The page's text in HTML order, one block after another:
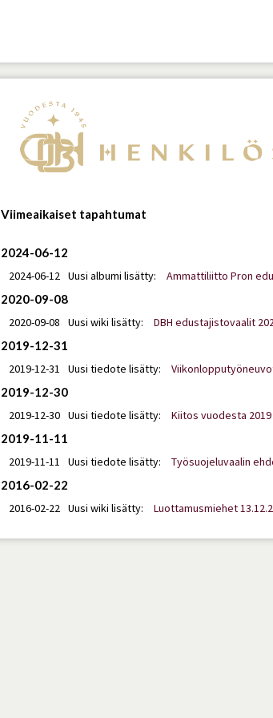
Viimeaikaiset tapahtumat
2024-06-12
2024-06-12 Uusi albumi lisätty:
Ammattiliitto Pron
2020-09-08
2020-09-08
Uusi wiki lisätty:
DBH edustajistovaalit
2019-12-31
2019-12-31
Uusi tiedote lisätty:
2019-12-30
2019-12-30 Uusi tiedote lisätty:
Kiitos vuodesta
2019-11-11
2019-11-11
Uusi tiedote lisätty:
Työsuojeluvaalin
2016-02-22
2016-02-22 Uusi wiki lisätty: Luottamusmiehet